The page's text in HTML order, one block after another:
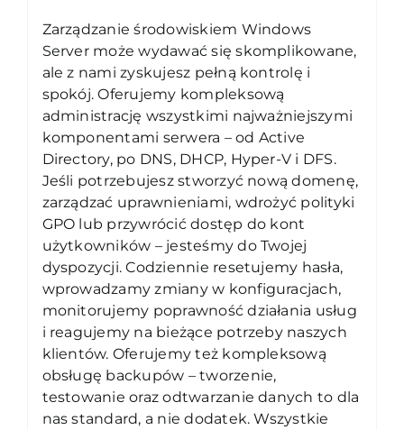
Zarządzanie środowiskiem Windows
Server może wydawać się skomplikowane,
ale z nami zyskujesz pełną kontrolę i
spokój. Oferujemy kompleksową
administrację wszystkimi najważniejszymi
komponentami serwera – od Active
Directory, po DNS, DHCP, Hyper-V i DFS.
Jeśli potrzebujesz stworzyć nową domenę,
zarządzać uprawnieniami, wdrożyć polityki
GPO lub przywrócić dostęp do kont
użytkowników – jesteśmy do Twojej
dyspozycji. Codziennie resetujemy hasła,
wprowadzamy zmiany w konfiguracjach,
monitorujemy poprawność działania usług
i reagujemy na bieżące potrzeby naszych
klientów. Oferujemy też kompleksową
obsługę backupów – tworzenie,
testowanie oraz odtwarzanie danych to dla
nas standard, a nie dodatek. Wszystkie